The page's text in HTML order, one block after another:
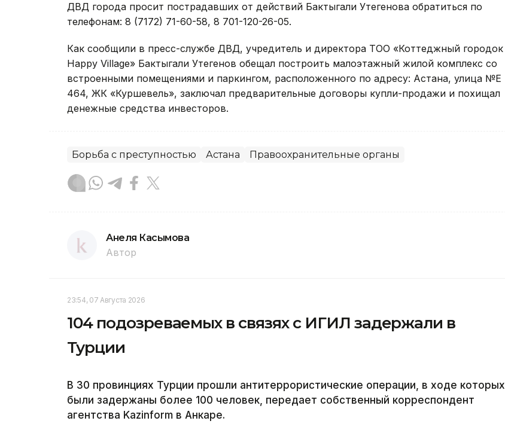
ДВД города просит пострадавших от действий Бактыгали Утегенова обратиться по
телефонам: 8 (7172) 71-60-58, 8 701-120-26-05.
Как сообщили в пресс-службе ДВД, учредитель и директора ТОО «Коттеджный городок
Happy Village» Бактыгали Утегенов обещал построить малоэтажный жилой комплекс со
встроенными помещениями и паркингом, расположенного по адресу: Астана, улица №Е
464, ЖК «Куршевель», заключал предварительные договоры купли-продажи и похищал
денежные средства инвесторов.
Борьба с преступностью Астана Правоохранительные органы
Анеля Касымова
Автор
23:54, 07 Августа 2026
104 подозреваемых в связях с ИГИЛ задержали в
Турции
В 30 провинциях Турции прошли антитеррористические операции, в ходе которых
были задержаны более 100 человек, передает собственный корреспондент
агентства Kazinform в Анкаре.